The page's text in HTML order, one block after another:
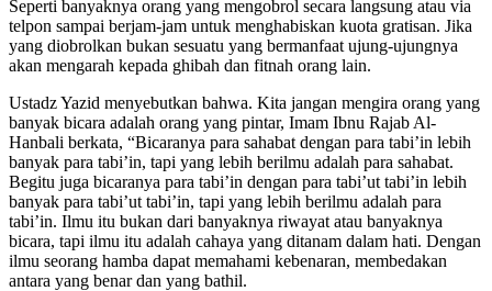
Seperti banyaknya orang yang mengobrol secara langsung atau via
telpon sampai berjam-jam untuk menghabiskan kuota gratisan. Jika
yang diobrolkan bukan sesuatu yang bermanfaat ujung-ujungnya
Ustadz Yazid menyebutkan bahwa. Kita jangan mengira orang yang
banyak bicara adalah orang yang pintar, Imam Ibnu Rajab Al-
Hanbali berkata, “Bicaranya para sahabat dengan para tabi’in lebih
banyak para tabi’in, tapi yang lebih berilmu adalah para sahabat.
Begitu juga bicaranya para tabi’in dengan para tabi’ut tabi’in lebih
banyak para tabi’ut tabi’in, tapi yang lebih berilmu adalah para
tabi’in. Ilmu itu bukan dari banyaknya riwayat atau banyaknya
bicara, tapi ilmu itu adalah cahaya yang ditanam dalam hati. Dengan
ilmu seorang hamba dapat memahami kebenaran, membedakan